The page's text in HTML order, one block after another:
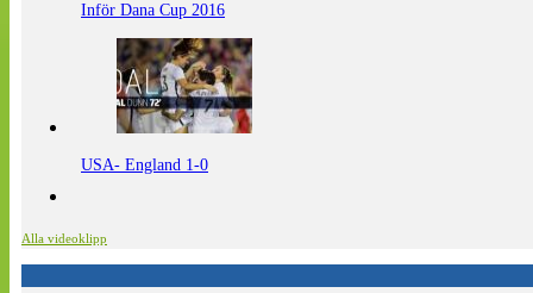
Inför Dana Cup 2016
USA- England 1-0
Alla videoklipp